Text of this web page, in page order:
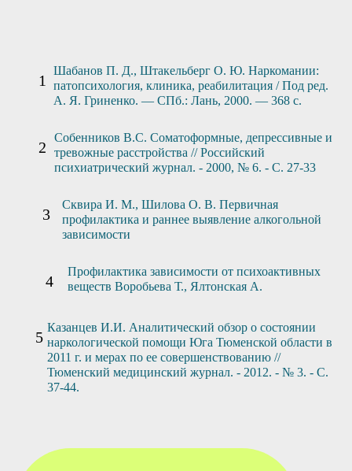
Шабанов П. Д., Штакельберг О. Ю. Наркомании:
патопсихология, клиника, реабилитация / Под ред.
А. Я. Гриненко. — СПб.: Лань, 2000. — 368 с.
Собенников В.С. Соматоформные, депрессивные и
тревожные расстройства // Российский
психиатрический журнал. - 2000, № 6. - С. 27-33
Сквира И. М., Шилова О. В. Первичная
профилактика и раннее выявление алкогольной
зависимости
Профилактика зависимости от психоактивных
веществ Воробьева Т., Ялтонская А.
Казанцев И.И. Аналитический обзор о состоянии
наркологической помощи Юга Тюменской области в
2011 г. и мерах по ее совершенствованию //
Тюменский медицинский журнал. - 2012. - № 3. - С.
37-44.